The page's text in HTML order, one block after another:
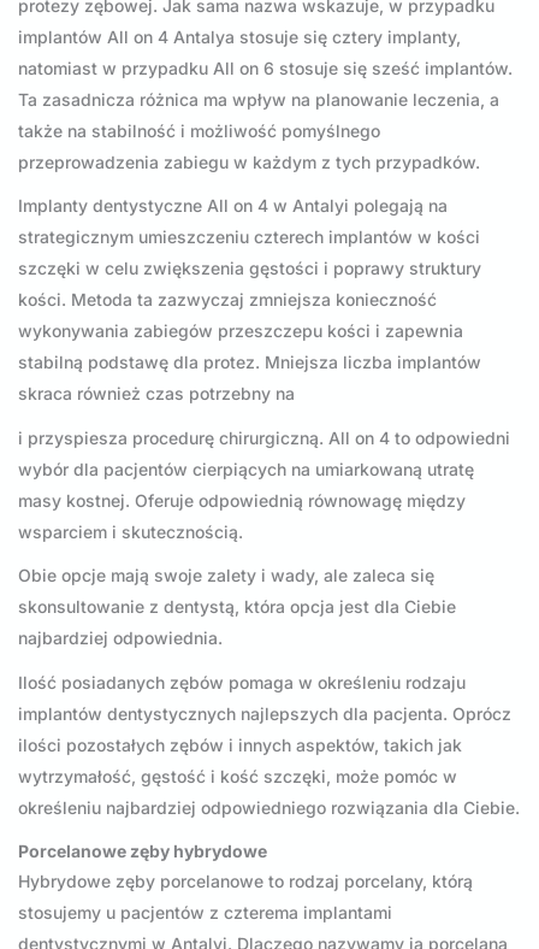
protezy zębowej. Jak sama nazwa wskazuje, w przypadku
implantów All on 4 Antalya stosuje się cztery implanty,
natomiast w przypadku All on 6 stosuje się sześć implantów.
Ta zasadnicza różnica ma wpływ na planowanie leczenia, a
także na stabilność i możliwość pomyślnego
przeprowadzenia zabiegu w każdym z tych przypadków.
Implanty dentystyczne All on 4 w Antalyi polegają na
strategicznym umieszczeniu czterech implantów w kości
szczęki w celu zwiększenia gęstości i poprawy struktury
kości. Metoda ta zazwyczaj zmniejsza konieczność
wykonywania zabiegów przeszczepu kości i zapewnia
stabilną podstawę dla protez. Mniejsza liczba implantów
skraca również czas potrzebny na
i przyspiesza procedurę chirurgiczną. All on 4 to odpowiedni
wybór dla pacjentów cierpiących na umiarkowaną utratę
masy kostnej. Oferuje odpowiednią równowagę między
wsparciem i skutecznością.
Obie opcje mają swoje zalety i wady, ale zaleca się
skonsultowanie z dentystą, która opcja jest dla Ciebie
najbardziej odpowiednia.
Ilość posiadanych zębów pomaga w określeniu rodzaju
implantów dentystycznych najlepszych dla pacjenta. Oprócz
ilości pozostałych zębów i innych aspektów, takich jak
wytrzymałość, gęstość i kość szczęki, może pomóc w
określeniu najbardziej odpowiedniego rozwiązania dla Ciebie.
Porcelanowe zęby hybrydowe
Hybrydowe zęby porcelanowe to rodzaj porcelany, którą
stosujemy u pacjentów z czterema implantami
dentystycznymi w Antalyi. Dlaczego nazywamy ją porcelaną